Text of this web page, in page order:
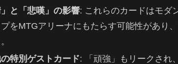
」と「悲嘆」の影響: これらのカードはモダ
をMTGアリーナにもたらす可能性があり
特別ゲストカード: 「頑強」もリークされ